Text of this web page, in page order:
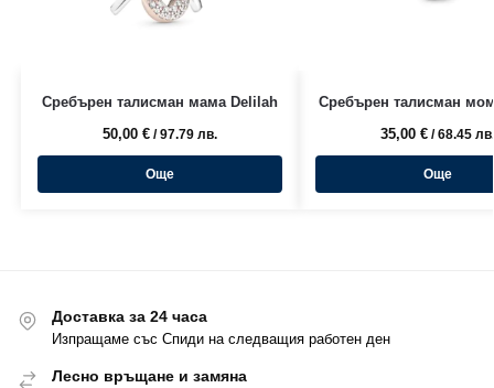
Сребърен талисман мама Delilah
50,00 € / 97.79 лв.
Още
Сребърен талисман
35,00 € / 68.45 лв.
Още
Доставка за 24 часа
Изпращаме със Спиди на следващия работен ден
Лесно връщане и замяна